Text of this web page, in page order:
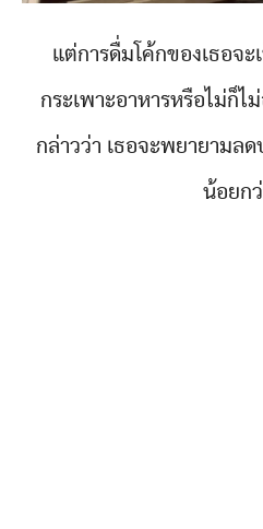
แต่การดื่มโค้กของเธอจ
กระเพาะอาหารหรือไม่ก็
กล่าวว่า เธอจะพยายามล
น้อยก